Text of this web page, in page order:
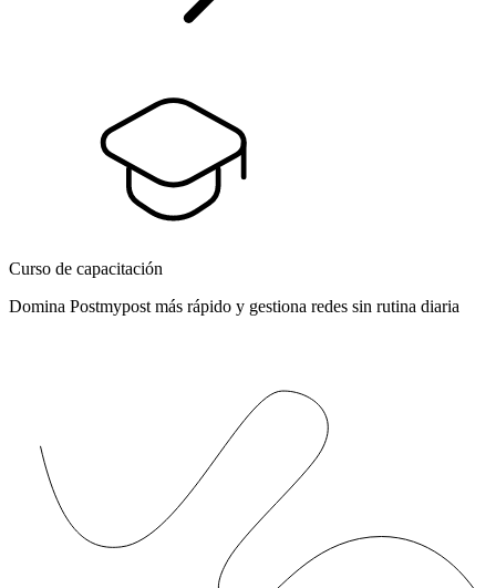
Curso de capacitación
Domina Postmypost más rápido y gestiona redes sin rutina diaria